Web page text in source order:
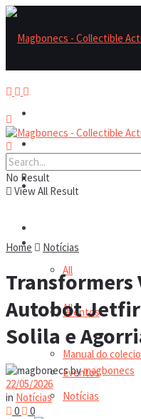
Reviews
Notícias
All
Eventos
Reviews
All
Eventos
Manual do
Notícias
No Result
View All Result
Home Notícias
Transformers
Autobot
Solila e
bymagbonecs
22/05/2026
in Notícias
0
0